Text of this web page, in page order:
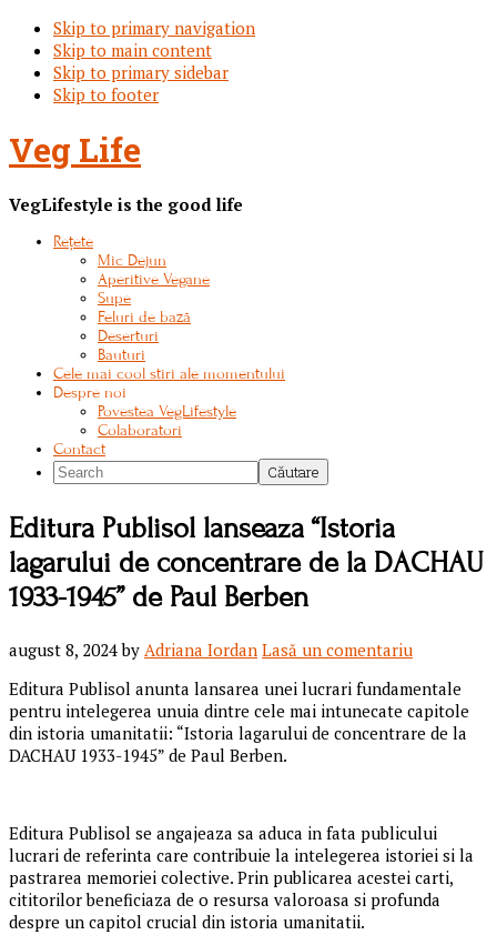
Skip to primary navigation
Skip to main content
Skip to primary sidebar
Skip to footer
Veg Life
VegLifestyle is the good life
Rețete
Mic Dejun
Aperitive Vegane
Supe
Feluri de bază
Deserturi
Bauturi
Cele mai cool stiri ale momentului
Despre noi
Povestea VegLifestyle
Colaboratori
Contact
Search
Editura Publisol lanseaza “Istoria
lagarului de concentrare de la DACHAU
1933-1945” de Paul Berben
august 8, 2024by Adriana Iordan Lasă un comentariu
Editura Publisol anunta lansarea unei lucrari fundamentale
pentru intelegerea unuia dintre cele mai intunecate capitole
din istoria umanitatii: “Istoria lagarului de concentrare de la
DACHAU 1933-1945” de Paul Berben.
Editura Publisol se angajeaza sa aduca in fata publicului
lucrari de referinta care contribuie la intelegerea istoriei si la
pastrarea memoriei colective. Prin publicarea acestei carti,
cititorilor beneficiaza de o resursa valoroasa si profunda
despre un capitol crucial din istoria umanitatii.